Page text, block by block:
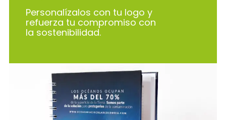
Personalízalos con tu logo y
refuerza tu compromiso con
la sostenibilidad.